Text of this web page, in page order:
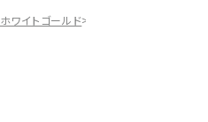
ホワイトゴールド